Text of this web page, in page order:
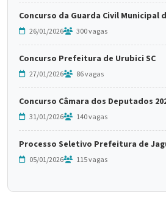
Concurso da Guarda Civil Municipal
26/01/2026 300 vagas
Concurso Prefeitura de Urubici SC
27/01/2026 86 vagas
Concurso Câmara dos Deputados
31/01/2026 140 vagas
Processo Seletivo Prefeitura de
05/01/2026 115 vagas